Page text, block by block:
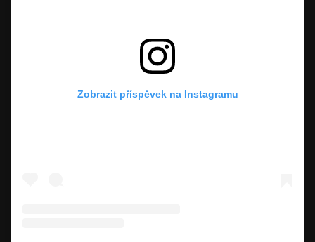
Zobrazit příspěvek na Instagramu